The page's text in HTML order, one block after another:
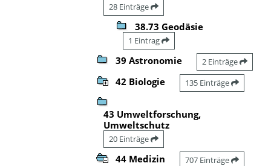
28 Einträge
38.73 Geodäsie
1 Eintrag
39 Astronomie 2 Einträge
42 Biologie 135 Einträge
43 Umweltforschung,
Umweltschutz
20 Einträge
44 Medizin 707 Einträge